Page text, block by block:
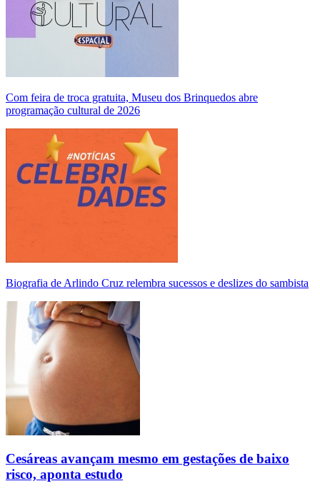
Com feira de troca gratuita, Museu dos Brinquedos abre
programação cultural de 2026
Biografia de Arlindo Cruz relembra sucessos e deslizes do sambista
Cesáreas avançam mesmo em gestações de baixo
risco, aponta estudo